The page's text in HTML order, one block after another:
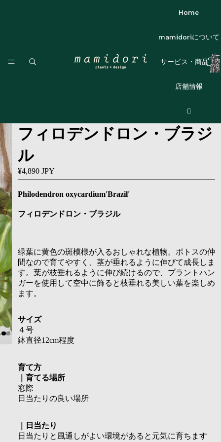
Home
mamidoriについて
サービス・商品
店舗情報
カー
ト内
の合
計ア
フィロデンドロン・ブラジ
ル
¥4,890 JPY
Philodendron oxycardium'Brazil'
フィロデンドロン・ブラジル
緑葉に黄色の斑模様が入るおしゃれな植物。ポトスの仲
間なので育てやすく、茎が垂れるように伸びて成長しま
す。葉が枝垂れるように伸び続けるので、プラントハン
ガーを使用して空中に飾ると枝垂れる美しい葉を楽しめ
ます。
サイズ
４号
鉢直径12cm程度
育て方
｜育てる場所
窓際
日当たりの良い場所
｜日当たり
日当たりと風通しがよい環境があると元気に育ちます